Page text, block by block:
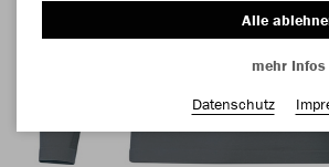
Alle
mehr Infos
Datenschutz